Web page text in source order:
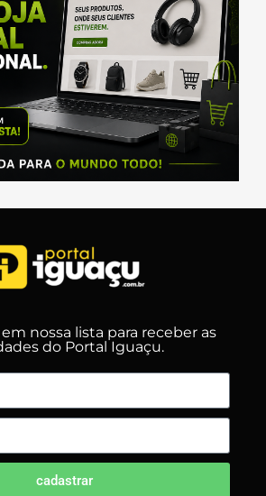
nossa lista para receber as
do Portal Iguaçu.
cadastrar